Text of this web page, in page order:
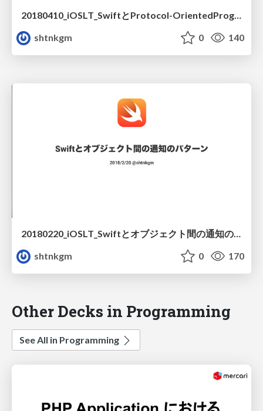
20180410_iOSLT_SwiftとProtocol-OrientedProgramming
shtnkgm
0 140
20180220_iOSLT_Swiftとオブジェクト間の通知のパターン
shtnkgm
0 170
Other Decks in Programming
See All in Programming